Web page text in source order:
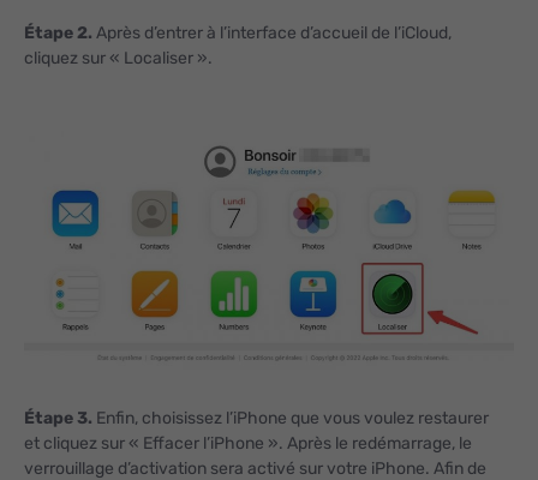
Étape 2. Après d’entrer à l’interface d’accueil de l’iCloud,
cliquez sur « Localiser ».
Étape 3. Enfin, choisissez l’iPhone que vous voulez restaurer
et cliquez sur « Effacer l’iPhone ». Après le redémarrage, le
verrouillage d’activation sera activé sur votre iPhone. Afin de